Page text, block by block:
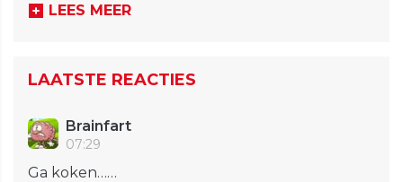
LEES MEER
LAATSTE REACTIES
Brainfart
07:29
Ga koken……